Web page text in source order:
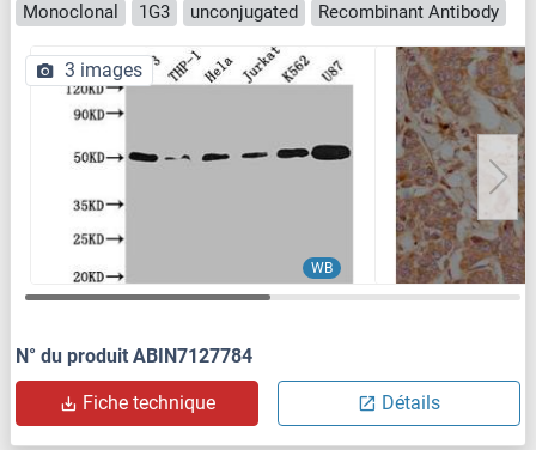
Monoclonal
1G3 unconjugated Recombinant Antibody
WB
3 images
N° du produit ABIN7127784
Fiche technique Détails